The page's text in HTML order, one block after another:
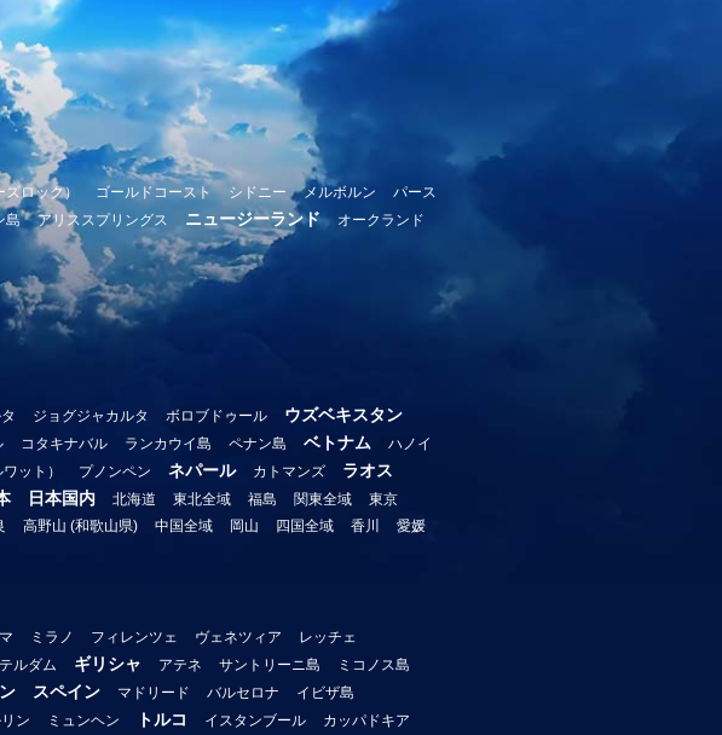
ロック） ゴールドコースト シドニー メルボルン
パース
島 アリススプリングス ニュージーランド
オークランド
ジョグジャカルタ ボロブドゥール
ウズベキスタン
コタキナバル ランカウイ島 ペナン島 ベトナム
ハノイ
ット） プノンペン ネパール カトマンズ ラオス
日本国内 北海道 東北全域 福島 関東全域
東京
高野山 (和歌山県) 中国全域 岡山 四国全域 香川
愛媛
ミラノ フィレンツェ ヴェネツィア
レッチェ
ルダム ギリシャ アテネ サントリーニ島
ミコノス島
スペイン マドリード バルセロナ イビザ島
ン ミュンヘン トルコ イスタンブール
カッパドキア